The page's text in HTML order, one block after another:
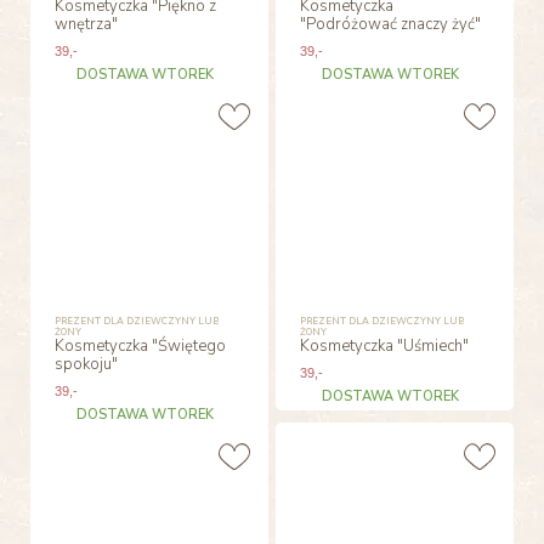
Kosmetyczka "Piękno z
wnętrza"
39,-
DOSTAWA WTOREK
Kosmetyczka
"Podróżować znaczy żyć"
39 ,-
DOSTAWA WTOREK
PREZENT DLA DZIEWCZYNY LUB
ŻONY
Kosmetyczka "Świętego
spokoju"
39,-
DOSTAWA WTOREK
PREZENT DLA DZIEWCZYNY LUB
ŻONY
Kosmetyczka "Uśmiech"
39 ,-
DOSTAWA WTOREK